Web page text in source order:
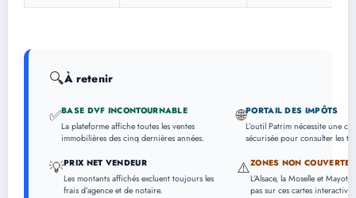
🔍À retenir
✅BASE DVF INCONTOURNABLE
La plateforme affiche toutes les ventes
immobilières des cinq dernières années.
🌐PORTAIL DES IMPÔTS
L’outil Patrim nécessite une
sécurisée pour consulter les
💡PRIX NET VENDEUR
Les montants affichés excluent toujours les
frais d’agence et de notaire.
⚠️ZONES NON COUVERTES
L’Alsace, la Moselle et
pas sur ces cartes